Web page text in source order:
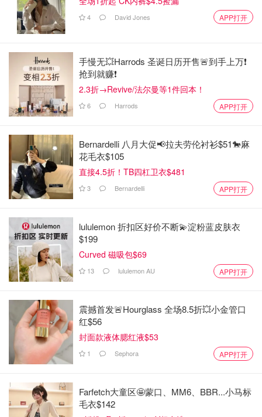
4 David Jones APP打开
手慢无💥Harrods 圣诞日历开售🚨到手上万❗️
抢到就赚❗️
2.3折→Revive/法尔曼等1件回本！
6 Harrods APP打开
Bernardelli 八月大促📢拉夫劳伦衬衫$51🐎麻
花毛衣$105
直接4.5折！TB四杠卫衣$481
3 Bernardelli APP打开
lululemon 折扣区好价不断💫淀粉蓝皮肤衣
$199
Curved 磁吸包$69
13 lululemon AU APP打开
震撼首发🚨Hourglass 全场8.5折💥小金管口
红$56
封面款液体腮红液$53
1 Sephora APP打开
Farfetch大童区🤩蒙口、MM6、BBR...小马标
毛衣$142